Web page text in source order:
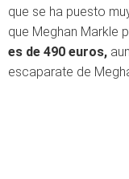
que se ha puesto
que Meghan Markle
es de 490 euros,
escaparate de